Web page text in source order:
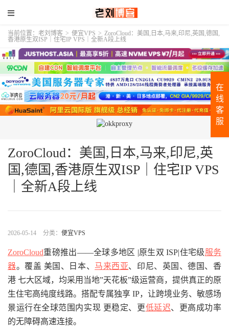
当前位置： 老刘博客 > 便宜VPS > ZoroCloud：美国,日本,马来,印尼,英国,德国,
香港原生双ISP｜住宅IP VPS｜全新A段上线
ZoroCloud：美国,日本,马来,印尼,英
国,德国,香港原生双ISP｜住宅IP VPS
｜全新A段上线
2026-05-14 分类： 便宜VPS
ZoroCloud重磅推出——全球多地区 |原生双 ISP|住宅级服务
器。覆盖 美国、日本、 马来西亚、印尼、英国、德国、香
港 七大区域，均采用当地”天花板”级运营商，提供真正的原
生住宅高纯度线路。搭配专属独享 IP，让跨境业务、敏感场
景运行在全球范围内实现 更稳定、更低延迟、更高成功率
的无障碍高速连接。
在
线
客
服